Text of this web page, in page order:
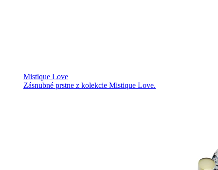
Mistique Love
Zásnubné prstne z kolekcie Mistique Love.